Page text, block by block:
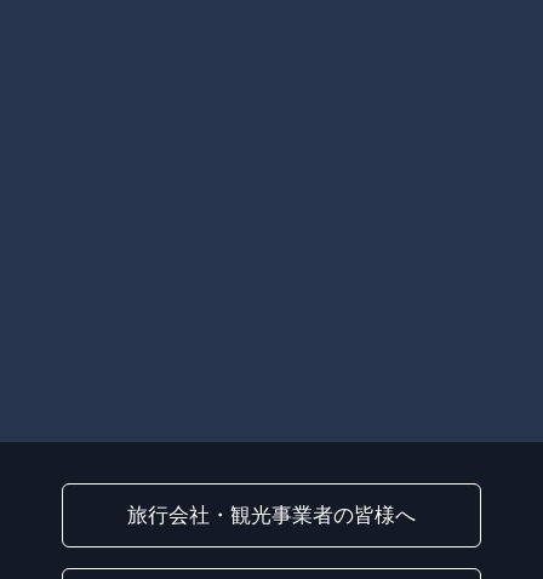
旅行会社・観光事業者の皆様へ